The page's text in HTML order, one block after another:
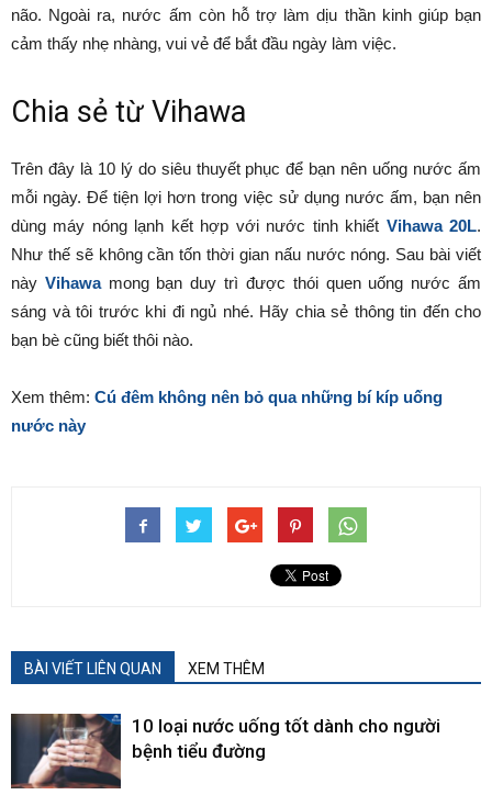
não. Ngoài ra, nước ấm còn hỗ trợ làm dịu thần kinh giúp bạn
cảm thấy nhẹ nhàng, vui vẻ để bắt đầu ngày làm việc.
Chia sẻ từ Vihawa
Trên đây là 10 lý do siêu thuyết phục để bạn nên uống nước ấm
mỗi ngày. Để tiện lợi hơn trong việc sử dụng nước ấm, bạn nên
dùng máy nóng lạnh kết hợp với nước tinh khiết Vihawa 20L.
Như thế sẽ không cần tốn thời gian nấu nước nóng. Sau bài viết
này Vihawamong bạn duy trì được thói quen uống nước ấm
sáng và tôi trước khi đi ngủ nhé. Hãy chia sẻ thông tin đến cho
bạn bè cũng biết thôi nào.
Xem thêm: Cú đêm không nên bỏ qua những bí kíp uống
nước này
BÀI VIẾT LIÊN QUAN XEM THÊM
10 loại nước uống tốt dành cho người
bệnh tiểu đường